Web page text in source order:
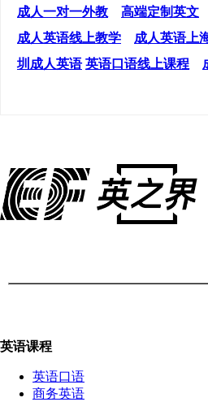
成人一对一外教
高端定制英文
成人英语线上教学
成人英语上
圳成人英语 英语口语线上课程
英语课程
英语口语
商务英语